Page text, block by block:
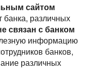
сайтом
различных
связан с банком
информацию
банков,
различных